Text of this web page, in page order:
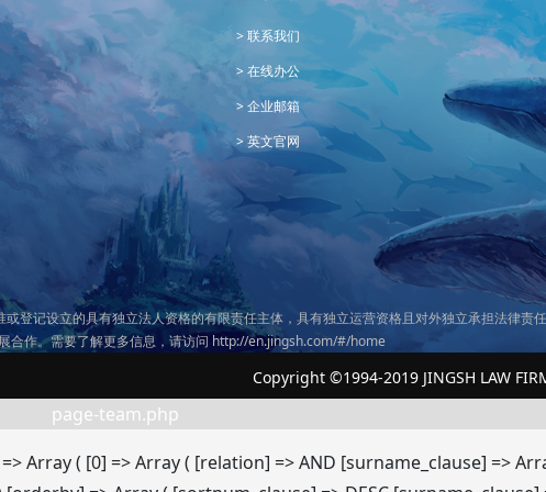
联系我们
在线办公
企业邮箱
英文官网
登记设立的具有独立法人资格的有限责任主体，具有独立运营资格且对外独立承担法律责
合作。需要了解更多信息，请访问 http://en.jingsh.com/#/home
Copyright ©1994-2019 JINGSH LAW
page-team.php
Array ( [0] => Array ( [relation] => AND [surname_clause] =>